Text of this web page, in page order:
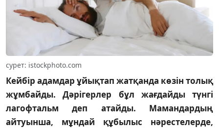
сурет: istockphoto.com
Кейбір адамдар ұйықтап жатқанда көзін толық
жұмбайды. Дәрігерлер бұл жағдайды түнгі
лагофтальм деп атайды. Мамандардың
айтуынша, мұндай құбылыс нәрестелерде,